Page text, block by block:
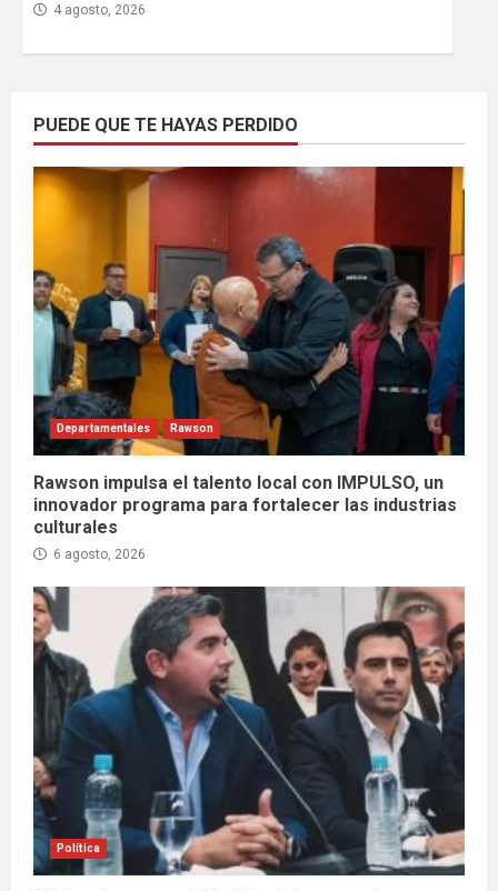
4 agosto, 2026
PUEDE QUE TE HAYAS PERDIDO
Departamentales Rawson
Rawson impulsa el talento local con IMPULSO, un
innovador programa para fortalecer las industrias
culturales
6 agosto, 2026
Política